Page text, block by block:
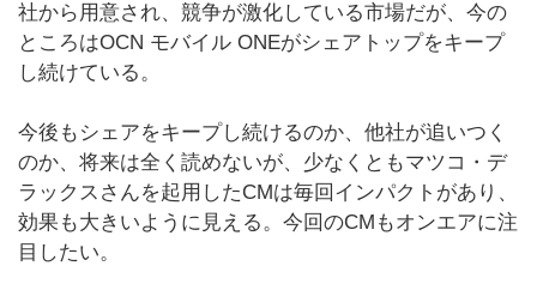
社から用意され、競争が激化している市場だが、今の
ところはOCN モバイル ONEがシェアトップをキープ
し続けている。
今後もシェアをキープし続けるのか、他社が追いつく
のか、将来は全く読めないが、少なくともマツコ・デ
ラックスさんを起用したCMは毎回インパクトがあり、
効果も大きいように見える。今回のCMもオンエアに注
目したい。